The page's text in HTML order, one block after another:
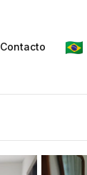
Contacto